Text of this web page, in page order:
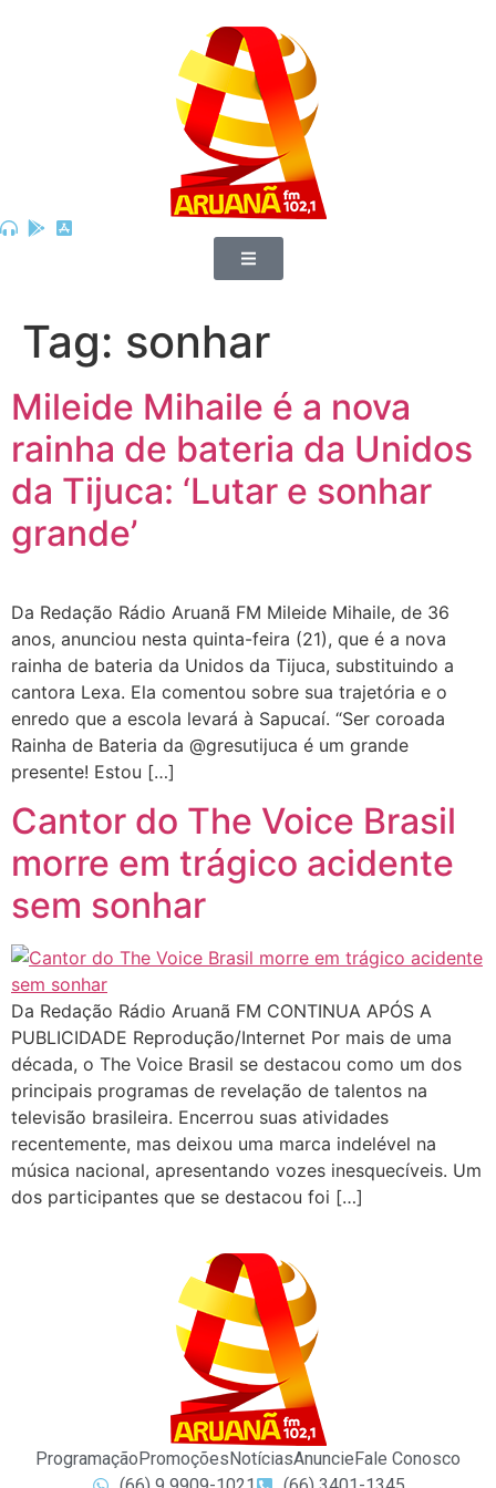
Tag: sonhar
Mileide Mihaile é a nova
rainha de bateria da Unidos
da Tijuca: ‘Lutar e sonhar
grande’
Da Redação Rádio Aruanã FM Mileide Mihaile, de 36
anos, anunciou nesta quinta-feira (21), que é a nova
rainha de bateria da Unidos da Tijuca, substituindo a
cantora Lexa. Ela comentou sobre sua trajetória e o
enredo que a escola levará à Sapucaí. “Ser coroada
Rainha de Bateria da @gresutijuca é um grande
presente! Estou […]
Cantor do The Voice Brasil
morre em trágico acidente
sem sonhar
Da Redação Rádio Aruanã FM CONTINUA APÓS A
PUBLICIDADE Reprodução/Internet Por mais de uma
década, o The Voice Brasil se destacou como um dos
principais programas de revelação de talentos na
televisão brasileira. Encerrou suas atividades
recentemente, mas deixou uma marca indelével na
música nacional, apresentando vozes inesquecíveis. Um
dos participantes que se destacou foi […]
ProgramaçãoPromoçõesNotíciasAnuncieFale Conosco